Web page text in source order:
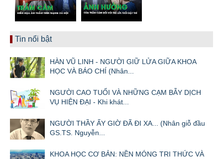
Tin nổi bật
HÀN VŨ LINH - NGƯỜI GIỮ LỬA GIỮA KHOA
HỌC VÀ BÁO CHÍ (Nhân...
NGƯỜI CAO TUỔI VÀ NHỮNG CẠM BẪY DỊCH
VỤ HIỆN ĐẠI - Khi khát...
NGƯỜI THẦY ẤY GIỜ ĐÃ ĐI XA... (Nhân giỗ đầu
GS.TS. Nguyễn...
KHOA HỌC CƠ BẢN: NỀN MÓNG TRI THỨC VÀ